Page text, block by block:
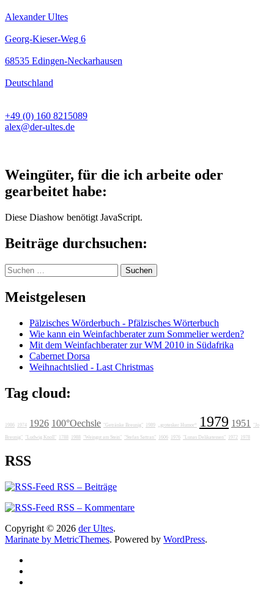
Alexander Ultes
Georg-Kieser-Weg 6
68535 Edingen-Neckarhausen
Deutschland
+49 (0) 160 8215089
alex@der-ultes.de
Weingüter, für die ich arbeite oder
gearbeitet habe:
Diese Diashow benötigt JavaScript.
Beiträge durchsuchen:
Suchen
nach:
Meistgelesen
Pälzisches Wörderbuch - Pfälzisches Wörterbuch
Wie kann ein Weinfachberater zum Sommelier werden?
Mit dem Weinfachberater zur WM 2010 in Südafrika
Cabernet Dorsa
Weihnachtslied - Last Christmas
Tag cloud:
1986 1974 1926 100°Oechsle "Getränke Breunig" 1989 „grotesker Humor“ 1979 1951 "Jo
Breunig" "Ludwig Knoll" 1788 1988 "Weingut am Stein" "Stefan Sattran" 1606 1976 "Lunas Delikatessen" 1972 1978
RSS
RSS – Beiträge
RSS – Kommentare
Copyright © 2026 der Ultes.
Marinate by MetricThemes. Powered by WordPress.